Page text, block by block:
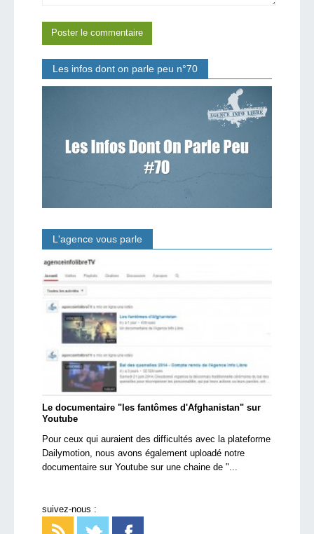
Les infos dont on parle peu n°70
L'agence vous parle
Le documentaire "les fantômes d'Afghanistan" sur
Youtube
Pour ceux qui auraient des difficultés avec la plateforme
Dailymotion, nous avons également uploadé notre
documentaire sur Youtube sur une chaine de "...
suivez-nous :